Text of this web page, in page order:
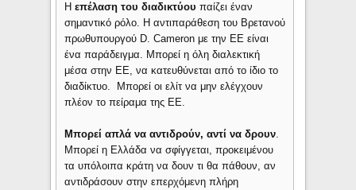
Ηεπέλαση του διαδικτύου παίζει έναν
σημαντικό ρόλο. Η αντιπαράθεση του Βρετανού
πρωθυπουργού D. Cameron με την ΕΕ είναι
ένα παράδειγμα. Μπορεί η όλη διαλεκτική
μέσα στην ΕΕ, να κατευθύνεται από το ίδιο το
διαδίκτυο. Μπορεί οι ελίτ να μην ελέγχουν
πλέον το πείραμα της ΕΕ.
Μπορεί απλά να αντιδρούν, αντί να δρουν.
Μπορεί η Ελλάδα να σφίγγεται, προκειμένου
τα υπόλοιπα κράτη να δουν τι θα πάθουν, αν
αντιδράσουν στην επερχόμενη πλήρη